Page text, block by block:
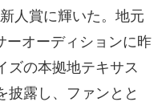
人賞に輝いた。地元
ーオーディションに昨
ズの本拠地テキサス
披露し、ファンとと